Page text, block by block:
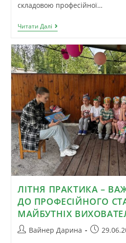
складовою професійної…
Читати Далі
ЛІТНЯ ПРАКТИКА –
ДО ПРОФЕСІЙНОГО
МАЙБУТНІХ
Вайнер Дарина